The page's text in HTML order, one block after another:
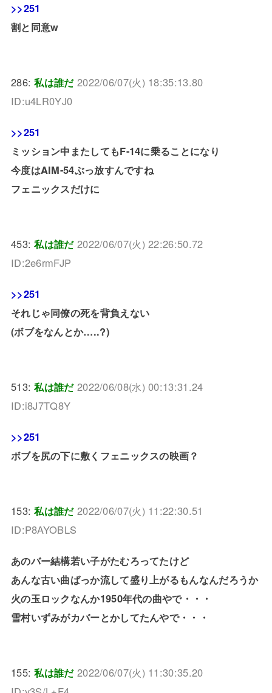
>>251
割と同意w
286:私は誰だ 2022/06/07(火) 18:35:13.80
ID:u4LR0YJ0
>>251
ミッション中またしてもF-14に乗ることになり
今度はAIM-54ぶっ放すんですね
フェニックスだけに
453:私は誰だ 2022/06/07(火) 22:26:50.72
ID:2e6rmFJP
>>251
それじゃ同僚の死を背負えない
(ボブをなんとか…..?)
513:私は誰だ 2022/06/08(水) 00:13:31.24
ID:i8J7TQ8Y
>>251
ボブを尻の下に敷くフェニックスの映画？
153:私は誰だ 2022/06/07(火) 11:22:30.51
ID:P8AYOBLS
あのバー結構若い子がたむろってたけど
あんな古い曲ばっか流して盛り上がるもんなんだろうか
火の玉ロックなんか1950年代の曲やで・・・
雪村いずみがカバーとかしてたんやで・・・
155:私は誰だ 2022/06/07(火) 11:30:35.20